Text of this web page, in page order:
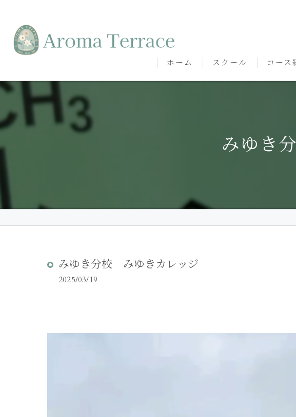
ホーム スクール
代表挨拶
コース
アロ
ク
みゆき
みゆき分校 みゆきカレッジ
2025/03/19